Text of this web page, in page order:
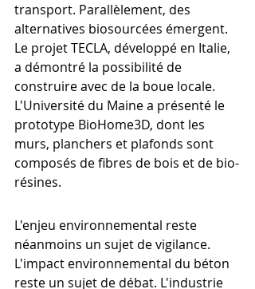
transport. Parallèlement, des
alternatives biosourcées émergent.
Le projet TECLA, développé en Italie,
a démontré la possibilité de
construire avec de la boue locale.
L'Université du Maine a présenté le
prototype BioHome3D, dont les
murs, planchers et plafonds sont
composés de fibres de bois et de bio-
résines.
L'enjeu environnemental reste
néanmoins un sujet de vigilance.
L'impact environnemental du béton
reste un sujet de débat. L'industrie